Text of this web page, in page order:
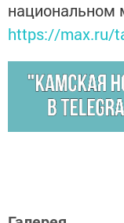
национальном
https://max.ru/